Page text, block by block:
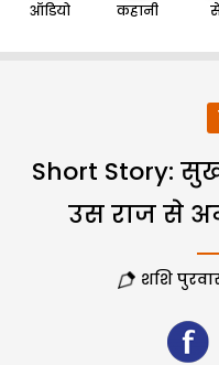
ऑडियो कहानी
Short Story:
उस राज से
शशि